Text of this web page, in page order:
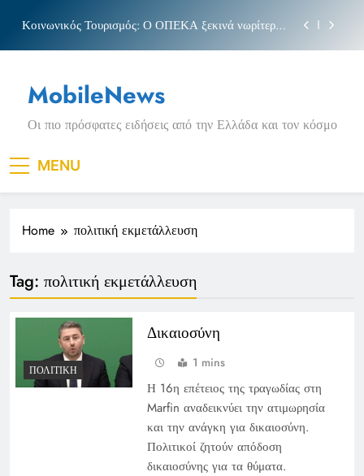
content
Κοινωνικός Τουρισμός: Ο ΟΠΕΚΑ ξεκινά νωρίτερα
Νέα Κρήτη: Σαρακήνικο και η φράση «Κρήτη
ΟΦΗ»
Πριγκιπάτο Στάδιο
Κοινωνικός Τουρισμός: Ο ΟΠΕΚΑ ξεκινά νωρίτερα
τις αιτήσεις
Μπέσσυ αργυράκη
Νέα Κρήτη: Σαρακήνικο και η φράση «Κρήτη
MobileNews
Οι πιο πρόσφατες ειδήσεις από την Ελλάδα και τον κόσμο
MENU
Home πολιτική εκμετάλλευση
Tag: πολιτική εκμετάλλευση
ΠΟΛΙΤΙΚΉ
Δικαιοσύνη
1 mins
Η 16η επέτειος της τραγωδίας στη
Marfin αναδεικνύει την ατιμωρησία
και την ανάγκη για δικαιοσύνη.
Πολιτικοί ζητούν απόδοση
δικαιοσύνης για τα θύματα.